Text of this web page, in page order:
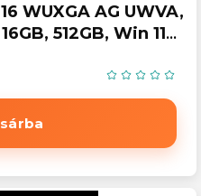
WUXGA AG UWVA,
512GB, Win 11